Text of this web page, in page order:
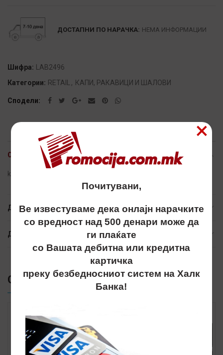
ДОСТАПНИ ПО НАРАЧКА: НЕМА ИНФОРМАЦИИ
Шифра: LAB2496
Категории: RETAIL, КАПИ, РАКАВИЦИ И ШАЛОВИ
Сподели
ОПИС
kapa, kapi, капи, atlantis, retail
ДОПОЛНИТЕЛНИ ИНФОРМАЦИИ
ДОСТАВА
СЛИЧНИ ПРОИЗВОДИ
Почитувани,
Ве известуваме дека онлајн нарачките
со вредност над 500 денари може да
ги плаќате
со Вашата дебитна или кредитна
картичка
преку безбедносниот систем на Халк
Банка!
×